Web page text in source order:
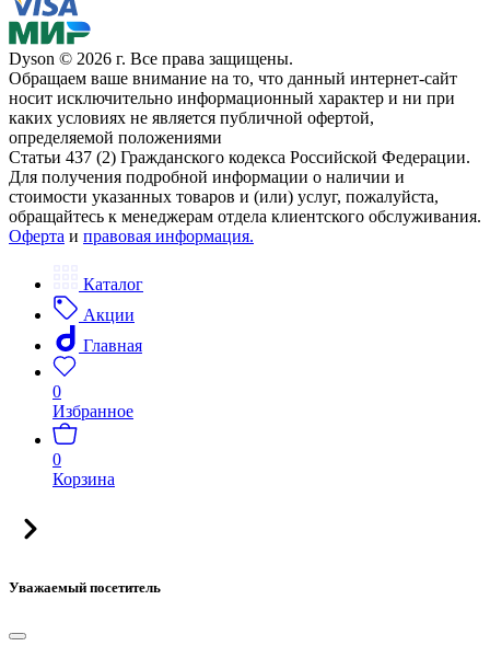
Dyson © 2026 г. Все права защищены.
Обращаем ваше внимание на то, что данный интернет-сайт
носит исключительно информационный характер и ни при
каких условиях не является публичной офертой,
определяемой положениями
Статьи 437 (2) Гражданского кодекса Российской Федерации.
Для получения подробной информации о наличии и
стоимости указанных товаров и (или) услуг, пожалуйста,
обращайтесь к менеджерам отдела клиентского обслуживания.
Оферта и правовая информация.
Каталог
Акции
Главная
0
Избранное
0
Корзина
Уважаемый посетитель